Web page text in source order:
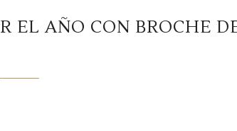
EL AÑO CON BROCHE